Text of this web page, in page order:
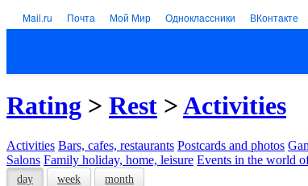
Mail.ru Почта Мой Мир Одноклассники ВКонтакте
Rating > Rest >Activities
Activities Bars, cafes, restaurants Postcards and photos
Salons Family holiday, home, leisure Events in the world
day week month